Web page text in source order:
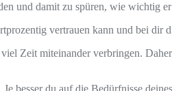
und damit zu spüren, wie wichtig
vertrauen kann und bei dir
Zeit miteinander verbringen.